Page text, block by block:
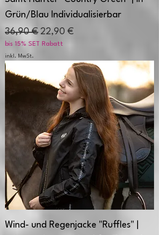
Grün/Blau Individualisierbar
Standardpreis
36,90 € Sale-Preis
22,90 €
bis 15% SET Rabatt
inkl. MwSt.
Wind- und Regenjacke "Ruffles" |